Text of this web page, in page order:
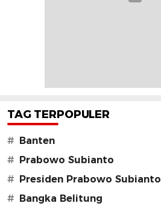
TAG TERPOPULER
# Banten
# Prabowo Subianto
# Presiden Prabowo Subianto
# Bangka Belitung